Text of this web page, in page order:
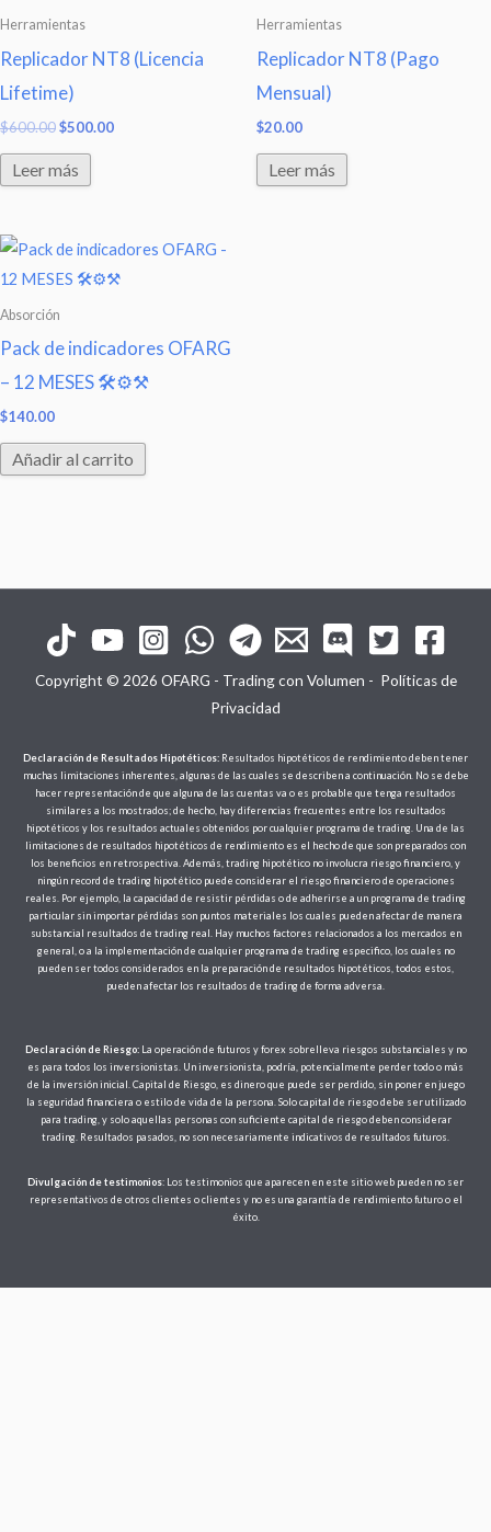
Herramientas
Replicador NT8 (Licencia
Lifetime)
$600.00
$600.00.
$500.00
Leer más
Herramientas
Replicador NT8 (Pago
Mensual)
$20.00
Leer más
Absorción
Pack de indicadores OFARG
– 12 MESES 🛠⚙⚒
$140.00
Añadir al carrito
Copyright © 2026 OFARG - Trading con Volumen - Políticas de
Privacidad
Declaración de Resultados Hipotéticos: Resultados hipotéticos de rendimiento deben tener
muchas limitaciones inherentes, algunas de las cuales se describen a continuación. No se debe
hacer representación de que alguna de las cuentas va o es probable que tenga resultados
similares a los mostrados; de hecho, hay diferencias frecuentes entre los resultados
hipotéticos y los resultados actuales obtenidos por cualquier programa de trading. Una de las
limitaciones de resultados hipotéticos de rendimiento es el hecho de que son preparados con
los beneficios en retrospectiva. Además, trading hipotético no involucra riesgo financiero, y
ningún record de trading hipotético puede considerar el riesgo financiero de operaciones
reales. Por ejemplo, la capacidad de resistir pérdidas o de adherirse a un programa de trading
particular sin importar pérdidas son puntos materiales los cuales pueden afectar de manera
substancial resultados de trading real. Hay muchos factores relacionados a los mercados en
general, o a la implementación de cualquier programa de trading especifico, los cuales no
pueden ser todos considerados en la preparación de resultados hipotéticos, todos estos,
pueden afectar los resultados de trading de forma adversa.
Declaración de Riesgo:La operación de futuros y forex sobrelleva riesgos substanciales y no
es para todos los inversionistas. Un inversionista, podría, potencialmente perder todo o más
de la inversión inicial. Capital de Riesgo, es dinero que puede ser perdido, sin poner en juego
la seguridad financiera o estilo de vida de la persona. Solo capital de riesgo debe ser utilizado
para trading, y solo aquellas personas con suficiente capital de riesgo deben considerar
trading. Resultados pasados, no son necesariamente indicativos de resultados futuros.
Divulgación de testimonios: Los testimonios que aparecen en este sitio web pueden no ser
representativos de otros clientes o clientes y no es una garantía de rendimiento futuro o el
éxito.